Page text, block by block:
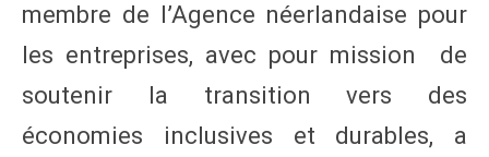
membre de l’Agence néerlandaise pour
les entreprises, avec pour mission de
soutenir la transition vers des
économies inclusives et durables, a